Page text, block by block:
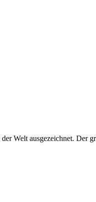
Welt ausgezeichnet. Der